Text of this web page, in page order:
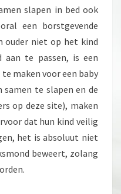
slapen in bed ook
een borstgevende
ouder niet op het kind
aan te passen, is een
maken voor een baby
samen te slapen en de
op deze site), maken
dat hun kind veilig
het is absoluut niet
beweert, zolang